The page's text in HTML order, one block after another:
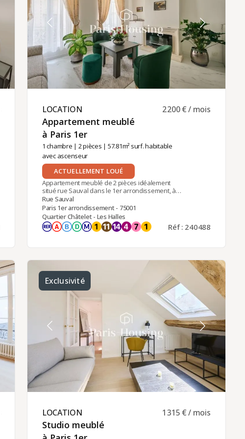
LOCATION ​
Appartement meublé
à Paris 1er ​
1 chambre | 2 pièces | 57.81m² surf. habitable
avec ascenseur
2 200 € / mois
ACTUELLEMENT LOUÉ
Appartement meublé de 2 pièces idéalement
situé rue Sauval dans le 1er arrondissement, à
proximité de la station Châtelet-Les Halles (Lignes
1, 4, 7, 11, 14 - RER A-B-D).La configuration
comprend une entrée, un séjour sur rue, une
cuisine séparée toute équipée, une chambre sur
cour au calme, une salle d'eau, des wc séparés.
en tant que résidence secondaire du locataire
location de 6 mois prolongeable.Le loyer mensuel
est de 2200 euros, charges comprises (120
euros).La gestion locative de ce bien est assurée
par Paris‑Housing, garantissant un
accompagnement professionnel et fiable tout au
long de votre séjour.
Rue Sauval
Paris 1er arrondissement - 75001
Quartier Châtelet - Les Halles
Réf : 240488
Exclusivité
LOCATION ​
Studio meublé
1 315 € / mois